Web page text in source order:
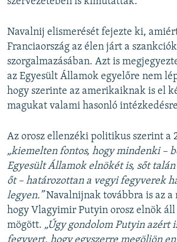
Navalnij elismerését fejezte ki,
Franciaország az élen járt a
szorgalmazásában. Azt is
az Egyesült Államok egyelőre nem
hogy szerinte az amerikaiknak is el
magukat valami hasonló
Az orosz ellenzéki politikus szerint a
„kiemelten fontos, hogy mindenki –
Egyesült Államok elnökét is, sőt
őt – határozottan a vegyi fegyverek
legyen.”Navalnijnak továbbra is az a
hogy Vlagyimir Putyin orosz elnök áll
mögött. „Úgy gondolom Putyin azért